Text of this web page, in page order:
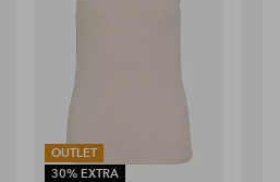
OUTLET
30% EXTRA